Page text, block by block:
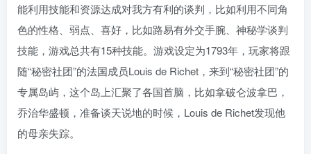
能利用技能和资源达成对我方有利的谈判，比如利用不同角
色的性格、弱点、喜好，比如路易有外交手腕、神秘学谈判
技能，游戏总共有15种技能。游戏设定为1793年，玩家将跟
随“秘密社团”的法国成员Louis de Richet，来到“秘密社团”的
专属岛屿，这个岛上汇聚了各国首脑，比如拿破仑波拿巴，
乔治华盛顿，准备谈天说地的时候，Louis de Richet发现他
的母亲失踪。